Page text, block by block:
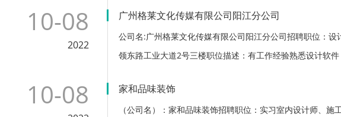
10-08
2022
广州格莱文化传媒有限公司阳江分公司
公司名:广州格莱文化传媒有限公司阳江分公司招聘职位：
领东路工业大道2号三楼职位描述：有工作经验熟悉设计软
10-08 家和品味装饰
（公司名）：家和品味装饰招聘职位：实习室内设计师、